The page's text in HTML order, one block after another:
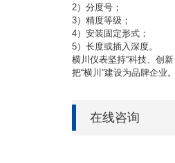
2）分度号；
3）精度等级；
4）安装固定形式；
5）长度或插入深度。
横川仪表坚持“科技、创
把“横川 ”建设为品牌企业
在线咨询